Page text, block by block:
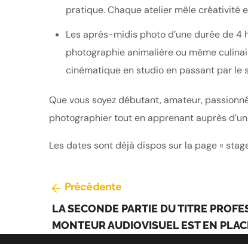
pratique. Chaque atelier mêle créativité
Les après-midis photo d’une durée de
photographie animalière ou même
cinématique en studio en passant par le
Que vous soyez débutant, amateur,
photographier tout en apprenant auprès
Les dates sont déjà dispos sur la page «
Précédente
LA SECONDE PARTIE DU TITRE
MONTEUR AUDIOVISUEL EST EN